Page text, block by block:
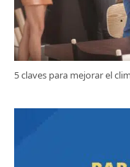
5 claves para mejorar el